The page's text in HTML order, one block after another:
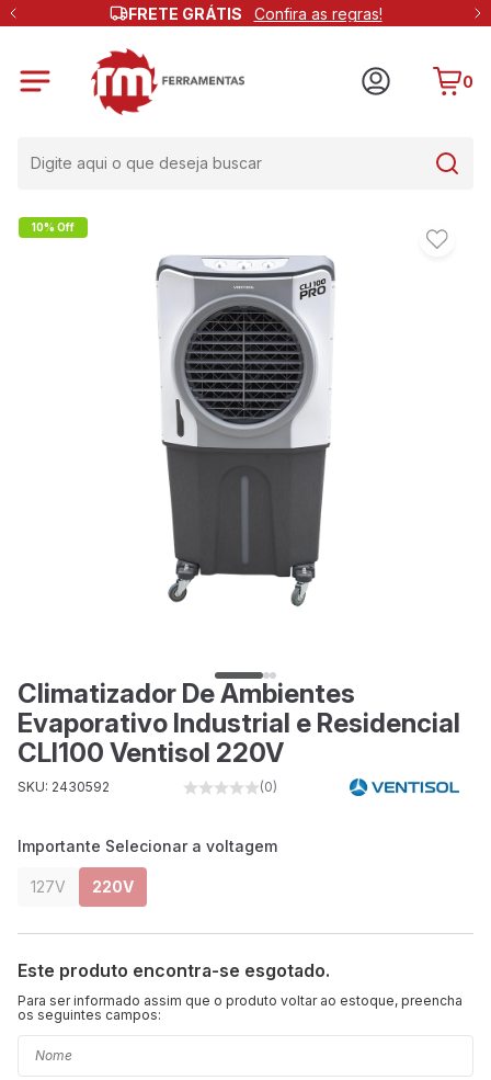
FRETE GRÁTIS Confira as regras!
0
10% Off
Climatizador De Ambientes
Evaporativo Industrial e Residencial
CLI100 Ventisol 220V
SKU: 2430592 (0)
Importante Selecionar a voltagem
127V 220V
Este produto encontra-se esgotado.
Para ser informado assim que o produto voltar ao estoque, preencha
os seguintes campos: